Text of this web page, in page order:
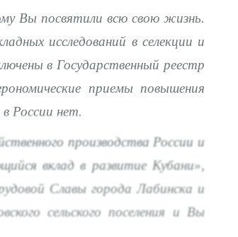
Вы посвятили всю свою жизнь.
исследований в селекции и
в Государственный реестр
приемы повышения
России нет.
производства России и
вклад в развитие Кубани»,
Славы города Лабинска и
сельского поселения и Вы